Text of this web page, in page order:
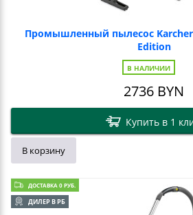
Промышленный пылесос Karcher
Edition
В НАЛИЧИИ
2736 BYN
Купить в 1
В корзину
ДОСТАВКА 0 РУБ.
ДИЛЕР В РБ